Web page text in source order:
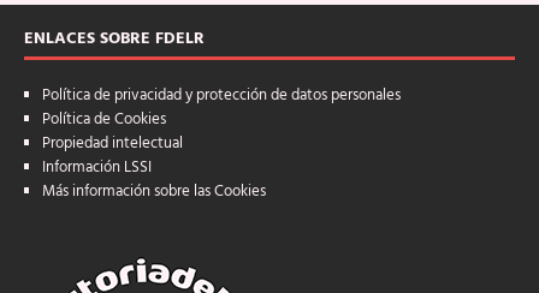
ENLACES SOBRE FDELR
Política de privacidad y protección de datos personales
Política de Cookies
Propiedad intelectual
Información LSSI
Más información sobre las Cookies